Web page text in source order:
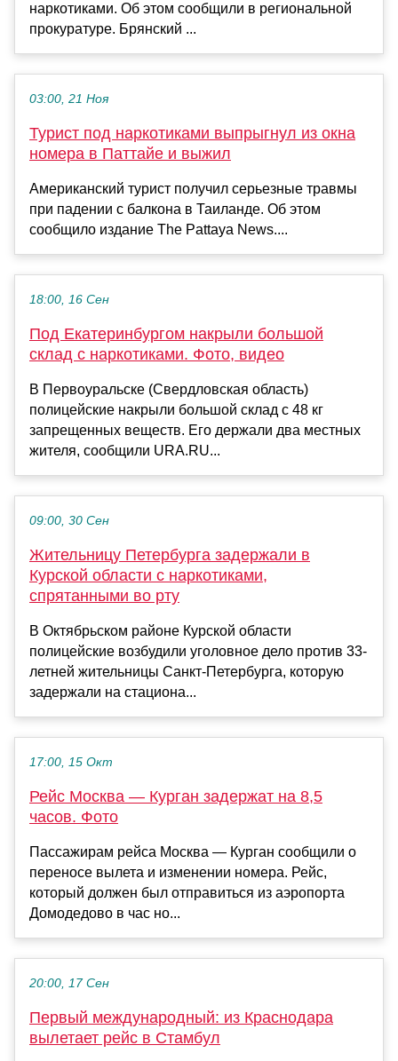
наркотиками. Об этом сообщили в региональной
прокуратуре. Брянский ...
03:00, 21 Ноя
Турист под наркотиками выпрыгнул из окна
номера в Паттайе и выжил
Американский турист получил серьезные травмы
при падении с балкона в Таиланде. Об этом
сообщило издание The Pattaya News....
18:00, 16 Сен
Под Екатеринбургом накрыли большой
склад с наркотиками. Фото, видео
В Первоуральске (Свердловская область)
полицейские накрыли большой склад с 48 кг
запрещенных веществ. Его держали два местных
жителя, сообщили URA.RU...
09:00, 30 Сен
Жительницу Петербурга задержали в
Курской области с наркотиками,
спрятанными во рту
В Октябрьском районе Курской области
полицейские возбудили уголовное дело против 33-
летней жительницы Санкт-Петербурга, которую
задержали на стациона...
17:00, 15 Окт
Рейс Москва — Курган задержат на 8,5
часов. Фото
Пассажирам рейса Москва — Курган сообщили о
переносе вылета и изменении номера. Рейс,
который должен был отправиться из аэропорта
Домодедово в час но...
20:00, 17 Сен
Первый международный: из Краснодара
вылетает рейс в Стамбул